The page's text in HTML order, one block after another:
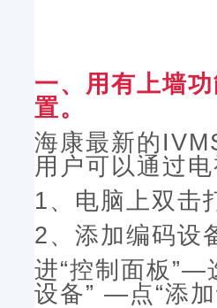
一、用有上墙
置。
海康最新的
用户可以通过
1、电脑上双击
2、添加编码设
进“控制面板”—
设备” —点“添